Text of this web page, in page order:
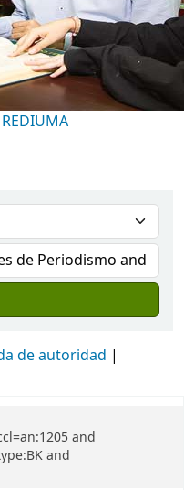
REDIUMA
de autoridad
and
and